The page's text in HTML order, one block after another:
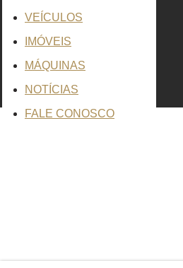
VEÍCULOS
IMÓVEIS
MÁQUINAS
NOTÍCIAS
FALE CONOSCO